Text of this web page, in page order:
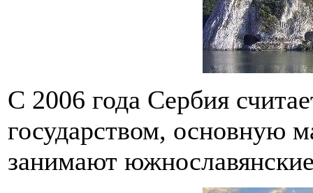
С 2006 года Сербия
государством, основную
занимают